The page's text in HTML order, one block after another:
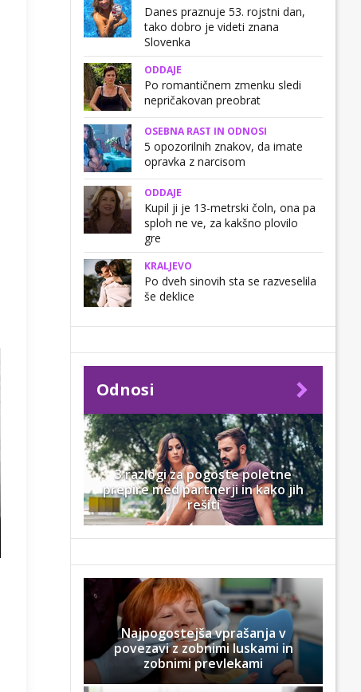
Danes praznuje 53. rojstni dan,
tako dobro je videti znana
Slovenka
ODDAJE
Po romantičnem zmenku sledi
nepričakovan preobrat
OSEBNA RAST IN ODNOSI
5 opozorilnih znakov, da imate
opravka z narcisom
ODDAJE
Kupil ji je 13-metrski čoln, ona pa
sploh ne ve, za kakšno plovilo
gre
KRALJEVO
Po dveh sinovih sta se razveselila
še deklice
Odnosi
3 razlogi za pogoste poletne
prepire med partnerji in kako jih
rešiti
Najpogostejša vprašanja v
povezavi z zobnimi luskami in
zobnimi prevlekami